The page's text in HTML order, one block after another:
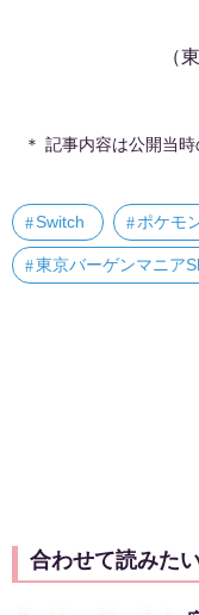
（
＊ 記事内容は公開当
Switch ポケモ
東京バーゲンマニア
合わせて読みたい